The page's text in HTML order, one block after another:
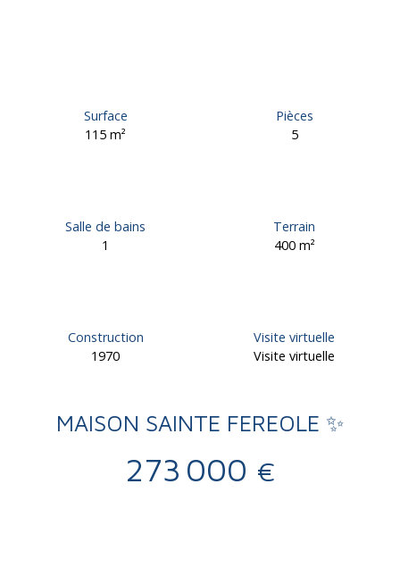
Surface
115m²
Pièces
5
Salle de bains
1
Terrain
400 m²
Construction
1970
Visite virtuelle
Visite virtuelle
MAISON SAINTE FEREOLE ✨
273 000 €